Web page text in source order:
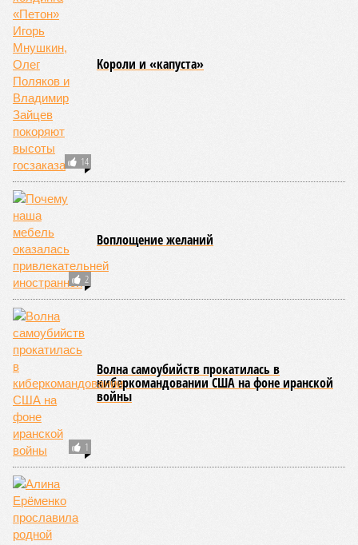
17:16
Александр Лукашенко призвал белорусов скупать
14:49
Девушка объяснила убийство трёхмесячного сына
14:40
Сергей Миронов выступил за увеличение пенсий
детям, потерявшим родителей
13:56
Финляндия захотела использовать приграничные
болота против России
13:15
С сентября изменятся правила перевозки групп
детей автобусами
ЕЩЕ НОВОСТИ
Новости smi2.ru
ЕЩЕ ИЗ РАЗДЕЛА «ОБЩЕСТВО»
Наш губернатор Суоми